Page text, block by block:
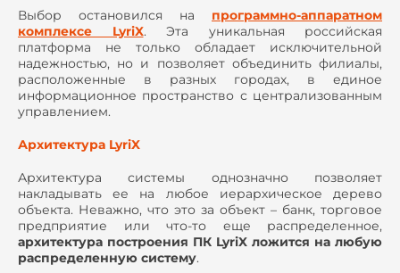
Выбор остановился на программно-аппаратном
комплексе LyriX. Эта уникальная российская
платформа не только обладает исключительной
надежностью, но и позволяет объединить филиалы,
расположенные в разных городах, в единое
информационное пространство с централизованным
управлением.
Архитектура LyriX
Архитектура системы однозначно позволяет
накладывать ее на любое иерархическое дерево
объекта. Неважно, что это за объект – банк, торговое
предприятие или что-то еще распределенное,
архитектура построения ПК LyriX ложится на любую
распределенную систему.